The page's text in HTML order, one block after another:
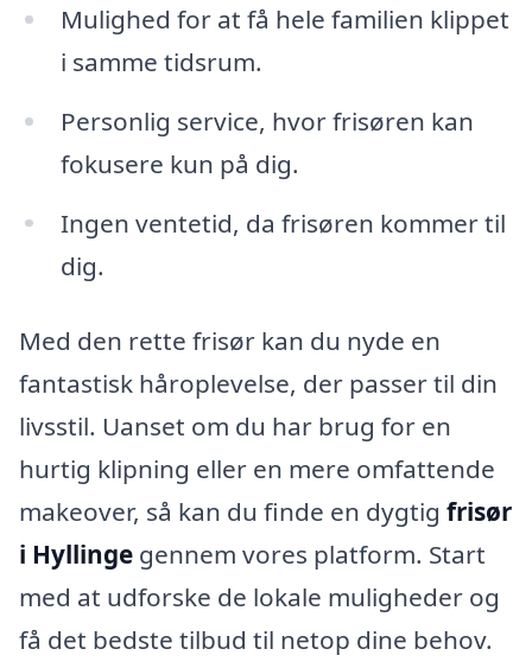
Mulighed for at få hele familien klippet
i samme tidsrum.
Personlig service, hvor frisøren kan
fokusere kun på dig.
Ingen ventetid, da frisøren kommer til
dig.
Med den rette frisør kan du nyde en
fantastisk håroplevelse, der passer til din
livsstil. Uanset om du har brug for en
hurtig klipning eller en mere omfattende
makeover, så kan du finde en dygtig frisør
i Hyllinge gennem vores platform. Start
med at udforske de lokale muligheder og
få det bedste tilbud til netop dine behov.